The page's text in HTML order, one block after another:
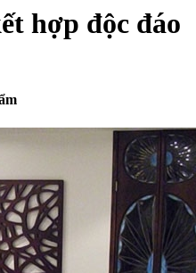
hợp độc đáo